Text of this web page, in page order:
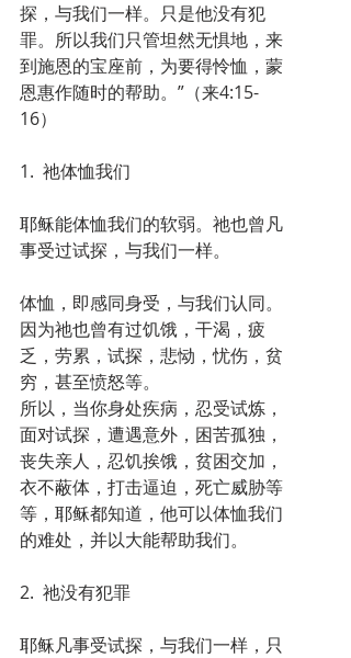
探，与我们一样。只是他没有犯
罪。所以我们只管坦然无惧地，来
到施恩的宝座前，为要得怜恤，蒙
恩惠作随时的帮助。”（来4:15-
16）
1.  祂体恤我们
耶稣能体恤我们的软弱。祂也曾凡
事受过试探，与我们一样。
体恤，即感同身受，与我们认同。
因为祂也曾有过饥饿，干渴，疲
乏，劳累，试探，悲恸，忧伤，贫
穷，甚至愤怒等。
所以，当你身处疾病，忍受试炼，
面对试探，遭遇意外，困苦孤独，
丧失亲人，忍饥挨饿，贫困交加，
衣不蔽体，打击逼迫，死亡威胁等
等，耶稣都知道，他可以体恤我们
的难处，并以大能帮助我们。
2.  祂没有犯罪
耶稣凡事受试探，与我们一样，只